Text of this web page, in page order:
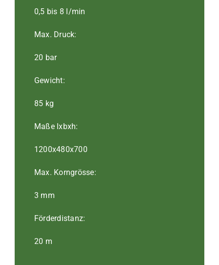
0,5 bis 8 l/min
Max. Druck:
20 bar
Gewicht:
85 kg
Maße lxbxh:
1200x480x700
Max. Korngrösse:
3 mm
Förderdistanz:
20 m